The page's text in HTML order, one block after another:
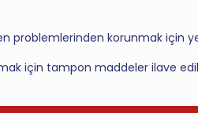
problemlerinden korunmak için
için tampon maddeler ilave